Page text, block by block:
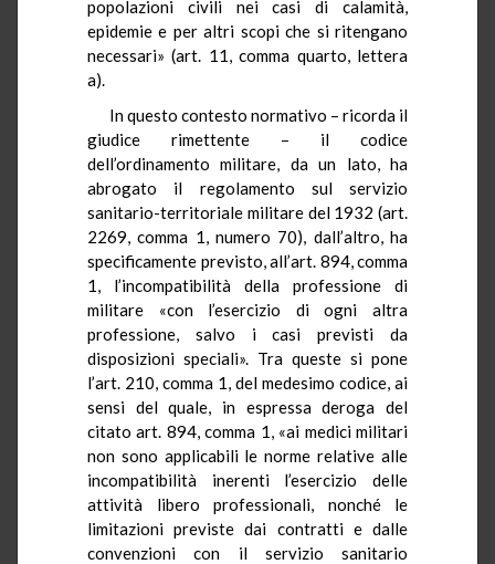
popolazioni civili nei casi di calamità,
epidemie e per altri scopi che si ritengano
necessari» (art. 11, comma quarto, lettera
a).
In questo contesto normativo – ricorda il
giudice rimettente – il codice
dell’ordinamento militare, da un lato, ha
abrogato il regolamento sul servizio
sanitario-territoriale militare del 1932 (art.
2269, comma 1, numero 70), dall’altro, ha
specificamente previsto, all’art. 894, comma
1, l’incompatibilità della professione di
militare «con l’esercizio di ogni altra
professione, salvo i casi previsti da
disposizioni speciali». Tra queste si pone
l’art. 210, comma 1, del medesimo codice, ai
sensi del quale, in espressa deroga del
citato art. 894, comma 1, «ai medici militari
non sono applicabili le norme relative alle
incompatibilità inerenti l’esercizio delle
attività libero professionali, nonché le
limitazioni previste dai contratti e dalle
convenzioni con il servizio sanitario